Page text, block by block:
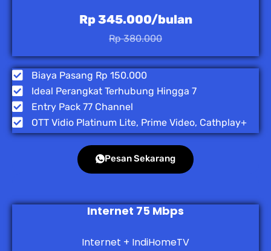
Rp 345.000/bulan
Rp 380.000
Biaya Pasang Rp 150.000
Ideal Perangkat Terhubung Hingga 7
Entry Pack 77 Channel
OTT Vidio Platinum Lite, Prime Video, Cathplay+
Pesan Sekarang
Internet 75 Mbps
Internet + IndiHomeTV